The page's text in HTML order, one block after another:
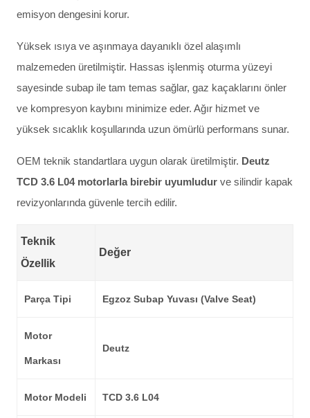
emisyon dengesini korur.
Yüksek ısıya ve aşınmaya dayanıklı özel alaşımlı
malzemeden üretilmiştir. Hassas işlenmiş oturma yüzeyi
sayesinde subap ile tam temas sağlar, gaz kaçaklarını önler
ve kompresyon kaybını minimize eder. Ağır hizmet ve
yüksek sıcaklık koşullarında uzun ömürlü performans sunar.
OEM teknik standartlara uygun olarak üretilmiştir. Deutz
TCD 3.6 L04 motorlarla birebir uyumludur ve silindir kapak
revizyonlarında güvenle tercih edilir.
Teknik
Özellik
Değer
Parça Tipi Egzoz Subap Yuvası (Valve Seat)
Motor
Markası
Deutz
Motor Modeli TCD 3.6 L04